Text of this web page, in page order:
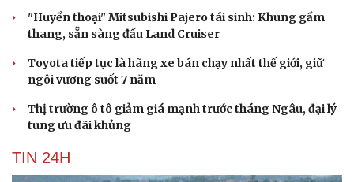
"Huyền thoại" Mitsubishi Pajero tái sinh: Khung gầm
thang, sẵn sàng đấu Land Cruiser
Toyota tiếp tục là hãng xe bán chạy nhất thế giới, giữ
ngôi vương suốt 7 năm
Thị trường ô tô giảm giá mạnh trước tháng Ngâu, đại lý
tung ưu đãi khủng
TIN 24H